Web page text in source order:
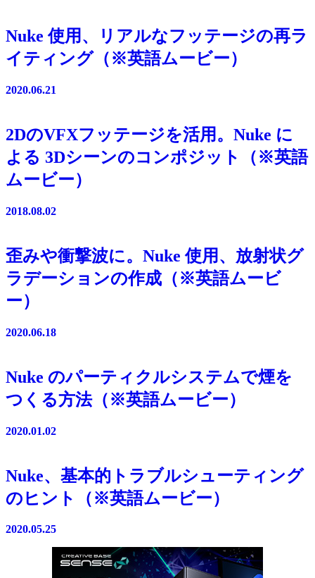
Nuke 使用、リアルなフッテージの再ラ
イティング（※英語ムービー）
2020.06.21
2DのVFXフッテージを活用。Nuke に
よる 3Dシーンのコンポジット（※英語
ムービー）
2018.08.02
歪みや衝撃波に。Nuke 使用、放射状グ
ラデーションの作成（※英語ムービ
ー）
2020.06.18
Nuke のパーティクルシステムで煙を
つくる方法（※英語ムービー）
2020.01.02
Nuke、基本的トラブルシューティング
のヒント（※英語ムービー）
2020.05.25